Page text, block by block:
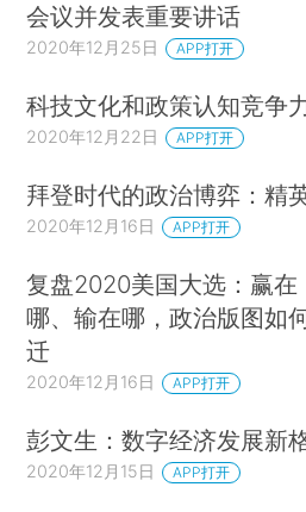
Persson，2011），以及
（Acemoglu and Robinson
的政策用经济学术语来讲属
学术语来讲则具有掠夺性质。
苏联解体后，贫困国家权
一个明确的预期结果：政策
格检验，表明转向多党民主
分配更加均等（Burgess et
此类成就相对有限，这可以
民主进程的扭曲误导。投票
选举策略，破坏了对包容性
在干净的选举中，糟糕的经
会议并发表重要讲话
2020年12月25日 APP打开
科技文化和政策认知竞争
2020年12月22日 APP打开
拜登时代的政治博弈：精
2020年12月16日 APP打开
复盘2020美国大选：赢在
哪、输在哪，政治版图如
迁
2020年12月16日 APP打开
彭文生：数字经济发展新
2020年12月15日 APP打开